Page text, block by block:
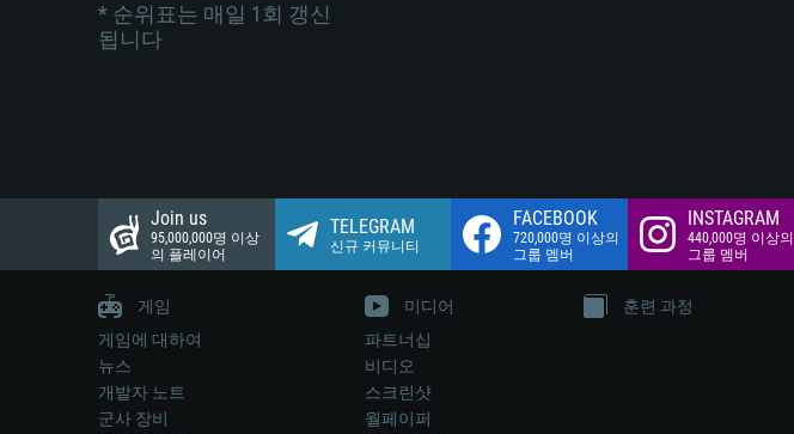
* 순위표는 매일 1회 갱신
됩니다
Join us
95,000,000명 이상
의 플레이어
TELEGRAM
신규 커뮤니티
FACEBOOK
720,000명 이상의
그룹 멤버
INSTAGRAM
440,000명 이상의
그룹 멤버
게임
게임에 대하여
뉴스
개발자 노트
군사 장비
미디어
파트너십
비디오
스크린샷
월페이퍼
훈련 과정